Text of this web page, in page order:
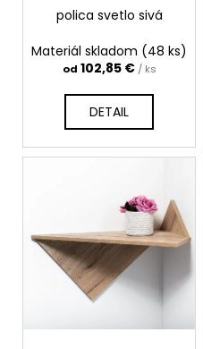
polica svetlo sivá
Materiál skladom (48 ks)
od 102,85 € / ks
DETAIL